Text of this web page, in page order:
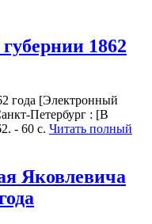
1862
года [Электронный
Петербург : [В
- 60 с. Читать полный
Яковлевича